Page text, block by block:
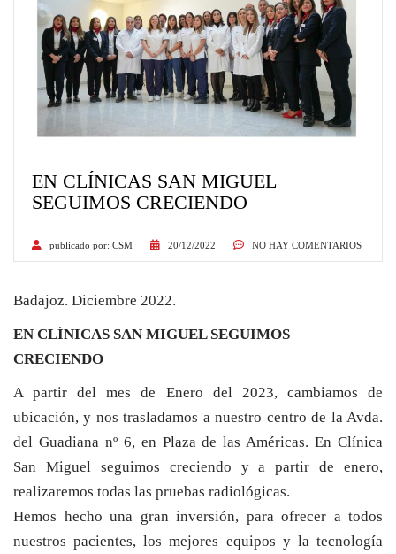
EN CLÍNICAS SAN MIGUEL
SEGUIMOS CRECIENDO
publicado por: CSM 20/12/2022 NO HAY COMENTARIOS
Badajoz. Diciembre 2022.
EN CLÍNICAS SAN MIGUEL SEGUIMOS
CRECIENDO
A partir del mes de Enero del 2023, cambiamos de
ubicación, y nos trasladamos a nuestro centro de la Avda.
del Guadiana nº 6, en Plaza de las Américas. En Clínica
San Miguel seguimos creciendo y a partir de enero,
realizaremos todas las pruebas radiológicas.
Hemos hecho una gran inversión, para ofrecer a todos
nuestros pacientes, los mejores equipos y la tecnología